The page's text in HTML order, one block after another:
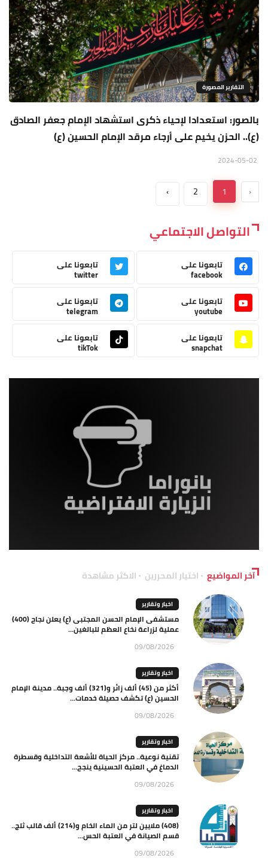
التقارير المصورة
بالصور: استعدادا لإحياء ذكرى استشهاد الإمام جعفر الصادق
(ع).. الحزن يخيم على أرجاء مرقد الإمام الحسين (ع)
‹
1
2
›
التواصل الاجتماعي
تابعونا على
facebook
تابعونا على
twitter
تابعونا على
youtube
تابعونا على
telegram
تابعونا على
snapchat
تابعونا على
tikTok
آخر المواضيع اختيار المحررين الاكثر مشاهدة
اخبار وتقارير
مستشفى الإمام الحسن المجتبى (ع) يعلن نجاح (400)
عملية لزراعة نخاع العظم للبالغين...
09/08/2026
اخبار وتقارير
أكثر من (45) ألف زائر و(321) ألف وجبة.. مدينة الإمام
الحسين (ع) تكشف حصيلة خدمات...
09/08/2026
اخبار وتقارير
تقنية نوعية.. مركز الحياة للأشعة التداخلية وقسطرة
الدماغ في العتبة الحسينية ينجح...
09/08/2026
اخبار وتقارير
(408) ملايين لتر من الماء الخام و(214) ألف قالب ثلج..
قسم الصيانة في العتبة الحس...
09/08/2026